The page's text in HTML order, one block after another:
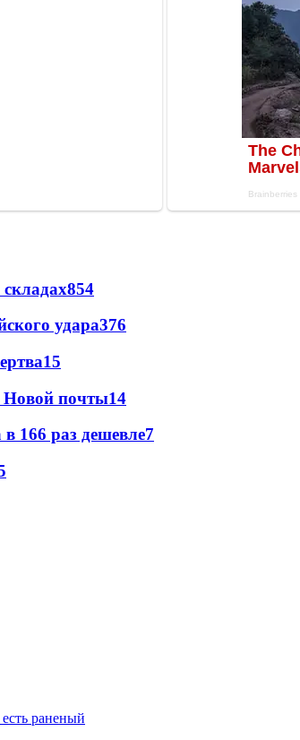
854
удара376
15
Новой почты14
166 раз дешевле7
раненый